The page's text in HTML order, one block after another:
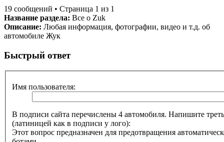
19 сообщений • Страница 1 из 1
Название раздела: Все о Zuk
Описание: Любая информация, фотографии, видео и т.д. об
автомобиле Жук
Быстрый ответ
Имя пользователя:
В подписи сайта перечислены 4 автомобиля. Напишите
(латиницей как в подписи у лого):
Этот вопрос предназначен для предотвращения